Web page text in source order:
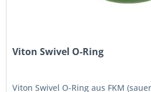
Viton Swivel O-Ring
Viton Swivel O-Ring aus FKM